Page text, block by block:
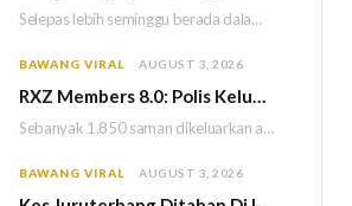
Selepas lebih seminggu berada dalam keadaan koma akibat kemalangan dipercayai berpunca daripada kejadian dikejar sekumpulan…
BAWANG VIRAL AUGUST 3, 2026
RXZ Members 8.0: Polis Keluar 1,850 Saman, Sita 222 Motosikal & 5 Maut
Sebanyak 1,850 saman dikeluarkan atas pelbagai kesalahan lalu lintas manakala 222 motosikal disita sepanjang penganjuran…
BAWANG VIRAL AUGUST 3, 2026